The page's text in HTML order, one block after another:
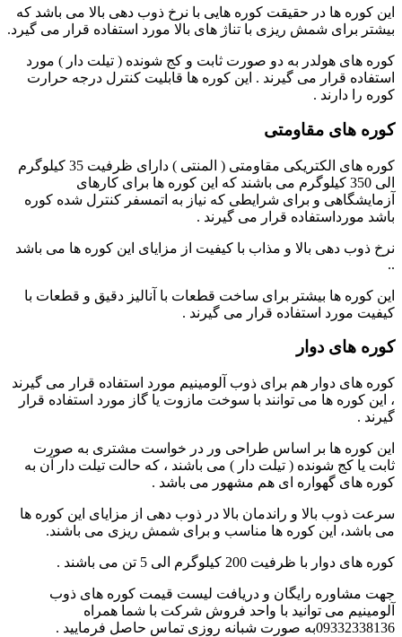
این کوره ها در حقیقت کوره هایی با نرخ ذوب دهی بالا می باشد که
بیشتر برای شمش ریزی با تناژ های بالا مورد استفاده قرار می گیرد.
کوره های هولدر به دو صورت ثابت و کج شونده ( تیلت دار ) مورد
استفاده قرار می گیرند . این کوره ها قابلیت کنترل درجه حرارت
کوره را دارند .
کوره های مقاومتی
کوره های الکتریکی مقاومتی ( المنتی ) دارای ظرفیت 35 کیلوگرم
الی 350 کیلوگرم می باشند که این کوره ها برای کارهای
آزمایشگاهی و برای شرایطی که نیاز به اتمسفر کنترل شده کوره
باشد مورداستفاده قرار می گیرند .
نرخ ذوب دهی بالا و مذاب با کیفیت از مزایای این کوره ها می باشد
..
این کوره ها بیشتر برای ساخت قطعات با آنالیز دقیق و قطعات با
کیفیت مورد استفاده قرار می گیرند .
کوره های دوار
کوره های دوار هم برای ذوب آلومینیم مورد استفاده قرار می گیرند
، این کوره ها می توانند با سوخت مازوت یا گاز مورد استفاده قرار
گیرند .
این کوره ها بر اساس طراحی ور در خواست مشتری به صورت
ثابت یا کج شونده ( تیلت دار ) می باشند ، که حالت تیلت دار آن به
کوره های گهواره ای هم مشهور می باشد .
سرعت ذوب بالا و راندمان بالا در ذوب دهی از مزایای این کوره ها
می باشد، این کوره ها مناسب و برای شمش ریزی می باشند.
کوره های دوار با ظرفیت 200 کیلوگرم الی 5 تن می باشند .
جهت مشاوره رایگان و دریافت لیست قیمت کوره های ذوب
آلومینیم می توانید با واحد فروش شرکت با شما همراه
09332338136به صورت شبانه روزی تماس حاصل فرمایید .